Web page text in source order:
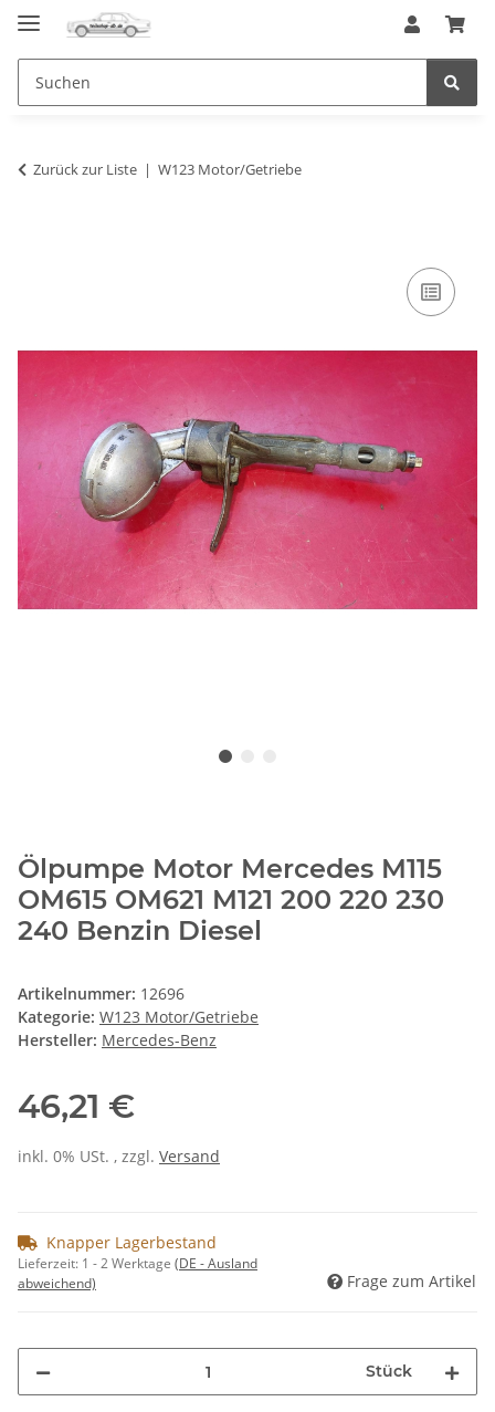
Zurück zur Liste W123 Motor/Getriebe
Ölpumpe Motor Mercedes M115
OM615 OM621 M121 200 220 230
240 Benzin Diesel
Artikelnummer: 12696
Kategorie: W123 Motor/Getriebe
Hersteller: Mercedes-Benz
46,21 €
inkl. 0% USt. , zzgl. Versand
Knapper Lagerbestand
Lieferzeit: 1 - 2 Werktage (DE - Ausland
abweichend)
Frage zum Artikel
Stück